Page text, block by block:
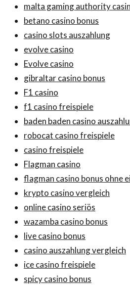
malta gaming authority
betano casino bonus
casino slots auszahlung
evolve casino
Evolve casino
gibraltar casino bonus
F1 casino
f1 casino freispiele
baden baden casino
robocat casino freispiele
casino freispiele
Flagman casino
flagman casino bonus ohne
krypto casino vergleich
online casino seriös
wazamba casino bonus
live casino bonus
casino auszahlung vergleich
ice casino freispiele
spicy casino bonus